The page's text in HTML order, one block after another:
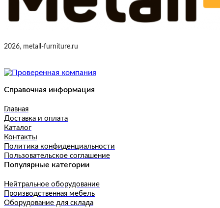
2026, metall-furniture.ru
Справочная информация
Главная
Доставка и оплата
Каталог
Контакты
Политика конфиденциальности
Пользовательское соглашение
Популярные категории
Нейтральное оборудование
Производственная мебель
Оборудование для склада